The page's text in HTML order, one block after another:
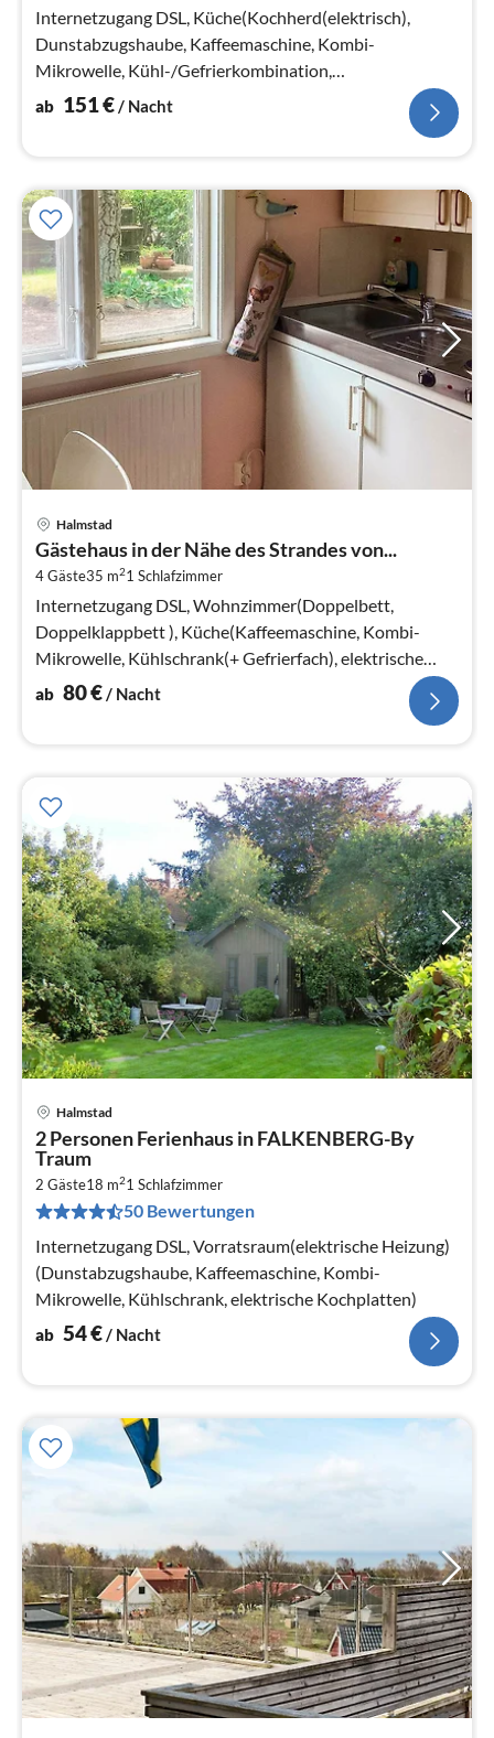
Internetzugang DSL, Küche(Kochherd(elektrisch),
Dunstabzugshaube, Kaffeemaschine, Kombi-
Mikrowelle, Kühl-/Gefrierkombination,
Waschmaschine, Hochstuhl)
ab 151€/ Nacht
Halmstad
Gästehaus in der Nähe des Strandes von...
4 Gäste35 m21 Schlafzimmer
Internetzugang DSL, Wohnzimmer(Doppelbett,
Doppelklappbett ), Küche(Kaffeemaschine, Kombi-
Mikrowelle, Kühlschrank(+ Gefrierfach), elektrische
Kochplatten)
ab 80€/ Nacht
Halmstad
2 Personen Ferienhaus in FALKENBERG-By
Traum
2 Gäste18 m21 Schlafzimmer
50 Bewertungen
Internetzugang DSL, Vorratsraum(elektrische Heizung)
(Dunstabzugshaube, Kaffeemaschine, Kombi-
Mikrowelle, Kühlschrank, elektrische Kochplatten)
ab 54€ / Nacht